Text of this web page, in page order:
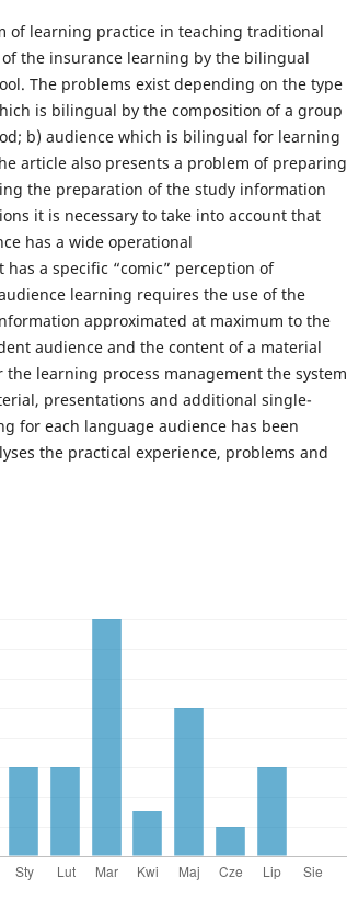
of learning practice in teaching traditional
the insurance learning by the bilingual
The problems exist depending on the type
is bilingual by the composition of a group
b) audience which is bilingual for learning
article also presents a problem of preparing
the preparation of the study information
it is necessary to take into account that
has a wide operational
a specific “comic” perception of
learning requires the use of the
approximated at maximum to the
audience and the content of a material
the learning process management the system
presentations and additional single-
for each language audience has been
the practical experience, problems and